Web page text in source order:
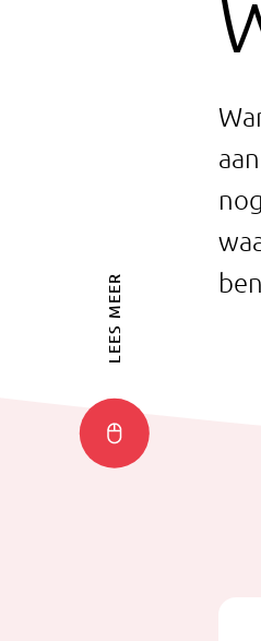
LEES MEER